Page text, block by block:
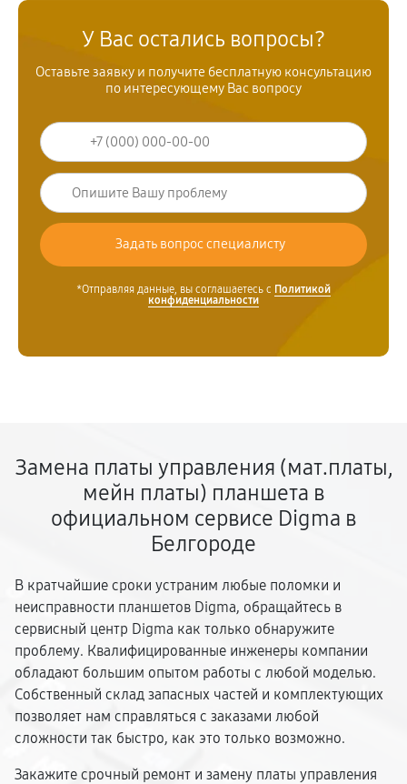
У Вас остались вопросы?
Оставьте заявку и получите бесплатную консультацию
по интересующему Вас вопросу
*Отправляя данные, вы соглашаетесь с Политикой
конфиденциальности
Замена платы управления (мат.платы,
мейн платы) планшета в
официальном сервисе Digma в
Белгороде
В кратчайшие сроки устраним любые поломки и
неисправности планшетов Digma, обращайтесь в
сервисный центр Digma как только обнаружите
проблему. Квалифицированные инженеры компании
обладают большим опытом работы с любой моделью.
Собственный склад запасных частей и комплектующих
позволяет нам справляться с заказами любой
сложности так быстро, как это только возможно.
Закажите срочный ремонт и замену платы управления